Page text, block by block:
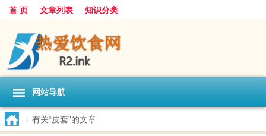
首 页 文章列表 知识分类
网站导航
> 有关“皮套”的文章